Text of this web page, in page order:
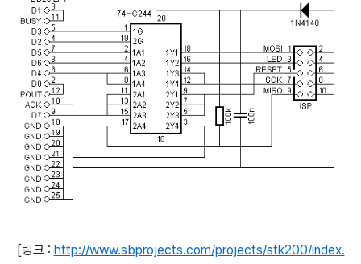
[링크 : http://www.sbprojects.com/projects/stk200/index.